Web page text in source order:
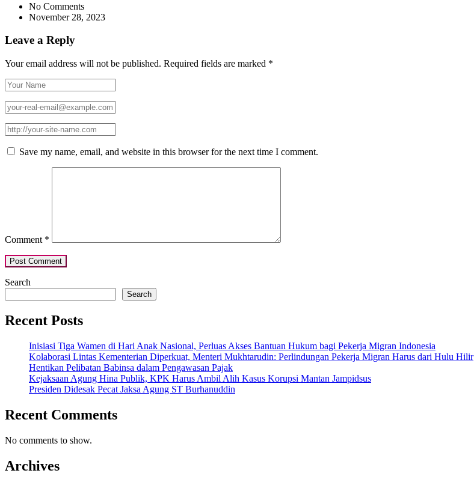
No Comments
November 28, 2023
Leave a Reply
Your email address will not be published. Required fields are marked *
Save my name, email, and website in this browser for the next time I comment.
Comment *
Search
Search
Recent Posts
Inisiasi Tiga Wamen di Hari Anak Nasional, Perluas Akses Bantuan Hukum bagi Pekerja Migran Indonesia
Kolaborasi Lintas Kementerian Diperkuat, Menteri Mukhtarudin: Perlindungan Pekerja Migran Harus dari Hulu Hilir
Hentikan Pelibatan Babinsa dalam Pengawasan Pajak
Kejaksaan Agung Hina Publik, KPK Harus Ambil Alih Kasus Korupsi Mantan Jampidsus
Presiden Didesak Pecat Jaksa Agung ST Burhanuddin
Recent Comments
No comments to show.
Archives